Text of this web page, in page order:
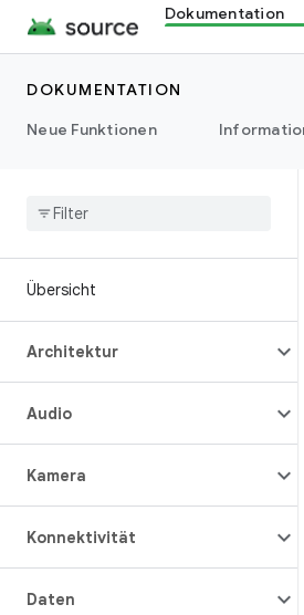
Dokumentation
DOKUMENTATION
Neue Funktionen
Übersicht
Architektur
Audio
Kamera
Konnektivität
Daten